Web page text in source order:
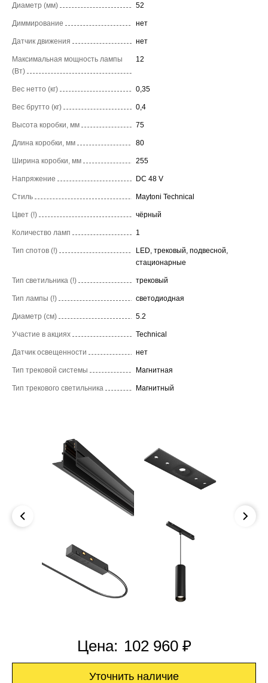
Диаметр (мм) 52
Диммирование нет
Датчик движения нет
Максимальная мощность лампы
(Вт)
12
Вес нетто (кг) 0,35
Вес брутто (кг) 0,4
Высота коробки, мм 75
Длина коробки, мм 80
Ширина коробки, мм 255
Напряжение DC 48 V
Стиль Maytoni Technical
Цвет (!) чёрный
Количество ламп 1
Тип спотов (!)
LED, трековый, подвесной,
стационарные
Тип светильника (!) трековый
Тип лампы (!) светодиодная
Диаметр (см) 5.2
Участие в акциях Technical
Датчик освещенности нет
Тип трековой системы Магнитная
Тип трекового светильника Магнитный
Цена: 102 960 ₽
Уточнить наличие